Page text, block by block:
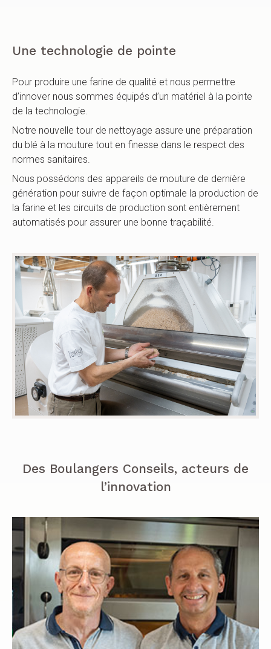
Une technologie de pointe
Pour produire une farine de qualité et nous permettre
d’innover nous sommes équipés d’un matériel à la pointe
de la technologie.
Notre nouvelle tour de nettoyage assure une préparation
du blé à la mouture tout en finesse dans le respect des
normes sanitaires.
Nous possédons des appareils de mouture de dernière
génération pour suivre de façon optimale la production de
la farine et les circuits de production sont entièrement
automatisés pour assurer une bonne traçabilité.
Des Boulangers Conseils, acteurs de
l’innovation